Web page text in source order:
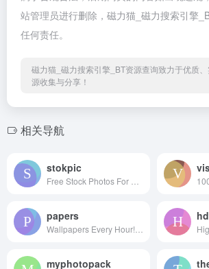
站管理员进行删除，磁力猫_磁力搜索引擎
任何责任。
磁力猫_磁力搜索引擎_BT资源查询致力于优质
源收集与分享！
相关导航
stokpic
papers
myphotopack